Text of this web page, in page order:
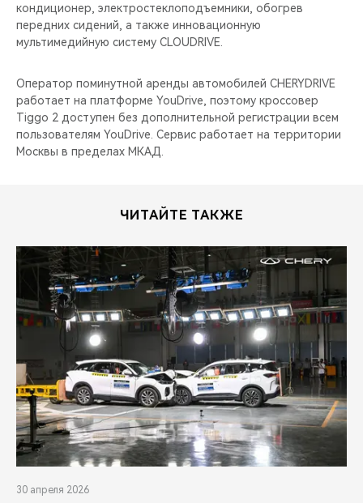
кондиционер, электростеклоподъемники, обогрев
передних сидений, а также инновационную
мультимедийную систему CLOUDRIVE.
Оператор поминутной аренды автомобилей CHERYDRIVE
работает на платформе YouDrive, поэтому кроссовер
Tiggo 2 доступен без дополнительной регистрации всем
пользователям YouDrive. Сервис работает на территории
Москвы в пределах МКАД.
ЧИТАЙТЕ ТАКЖЕ
30 апреля 2026